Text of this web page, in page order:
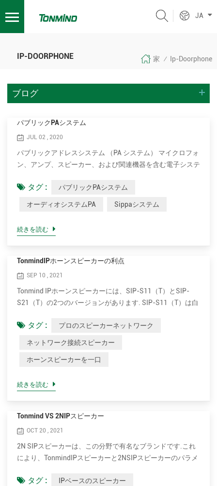
JA
IP-DOORPHONE 家 / Ip-Doorphone
ブログ
パブリックPAシステム
JUL 02 , 2020
パブリックアドレスシステム （PA システム） マイクロフォ
ン、アンプ、スピーカー、および関連機器を含む電子システ
人間の声、楽器、その他の音響音源や録音された音声または
音楽。 PAシステムは、アナウンサー、パフォーマーなどが
スタジアム、公共交通機関車、設備、そしてライブまたは録
音された音楽会場および イベントが含まれます。 PAシステ
ムは、複数のマイクロフォンまたは他の音源、複数のソース
びより大きな容積またはより広い分布のための複数の増幅器
およびスピーカーを含み得る。 単純なPAシステムは、学校
の講堂、教会、そして小さな小さな会場でよく使われます。
タグ : パブリックPAシステム
オーディオシステムPA Sippaシステム
続きを読む
TonmindIPホーンスピーカーの利点
SEP 10 , 2021
Tonmind IPホーンスピーカーには、SIP-S11（T）とSIP-
S21（T）の2つのバージョンがあります. SIP-S11（T）は白
丸い外観で提供されます.どちらのバージョンにも、オプシ
ョンで15Wと30Wのアンプがあります. プラグアンドブロー
設置が非常に簡単です. PoE（Power over Ethernet）をサポ
ットワークへの接続の両方を提供します. VSMまたはSIPベ
ーはVSM（ビデオ管理システム）またはSIPベースの通信シ
ステムと簡単に統合できます. SIPホーンスピーカーは、
VoIP（V...
タグ : プロのスピーカーネットワーク
ネットワーク接続スピーカー
ホーンスピーカーを一口
続きを読む
Tonmind VS 2NIPスピーカー
OCT 20 , 2021
2N SIPスピーカーは、この分野で有名なブランドです.これ
により、TonmindIPスピーカーと2NSIPスピーカーのパラメ
•より良い音質のために、より多くのコーデックをサポート
タグ : IPベースのスピーカー